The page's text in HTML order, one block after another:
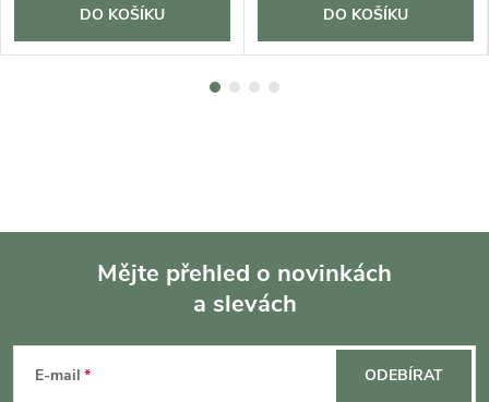
DO KOŠÍKU DO KOŠÍKU
Mějte přehled o novinkách
a slevách
E-mail ODEBÍRAT